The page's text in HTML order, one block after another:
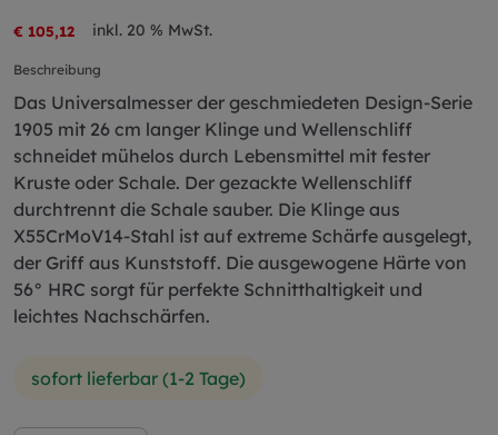
€ 105,12 inkl. 20 % MwSt.
Beschreibung
Das Universalmesser der geschmiedeten Design-Serie
1905 mit 26 cm langer Klinge und Wellenschliff
schneidet mühelos durch Lebensmittel mit fester
Kruste oder Schale. Der gezackte Wellenschliff
durchtrennt die Schale sauber. Die Klinge aus
X55CrMoV14-Stahl ist auf extreme Schärfe ausgelegt,
der Griff aus Kunststoff. Die ausgewogene Härte von
56° HRC sorgt für perfekte Schnitthaltigkeit und
leichtes Nachschärfen.
sofort lieferbar (1-2 Tage)